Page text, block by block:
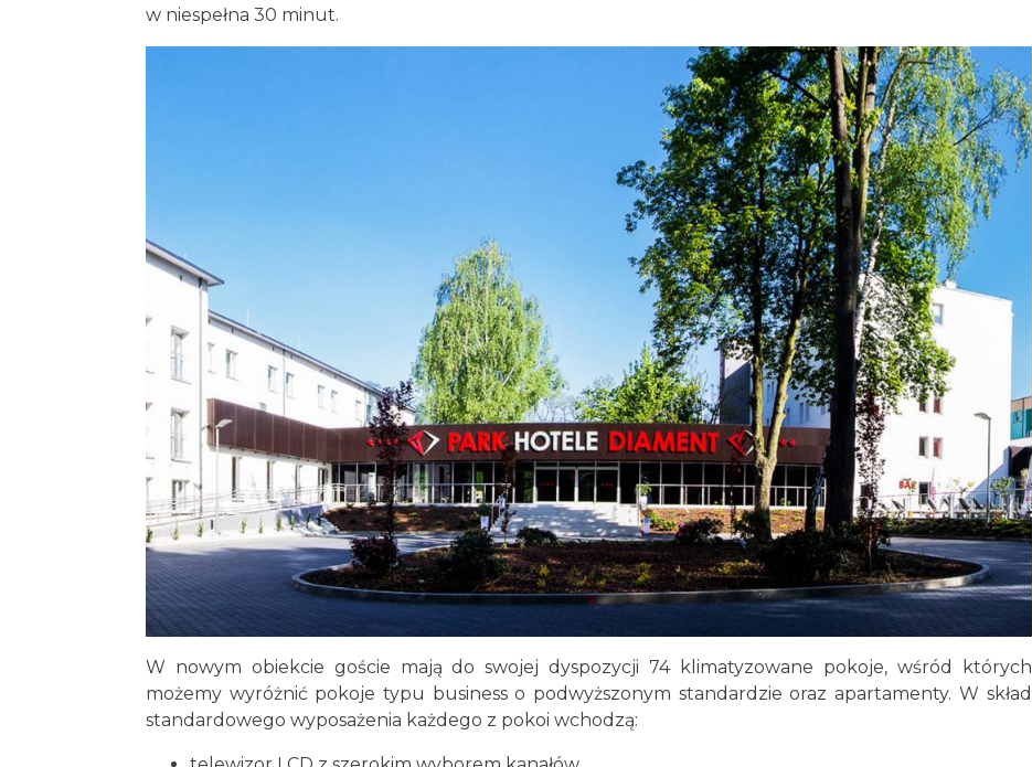
w niespełna 30 minut.
W nowym obiekcie goście mają do swojej dyspozycji 74 klimatyzowane pokoje, wśród których
możemy wyróżnić pokoje typu business o podwyższonym standardzie oraz apartamenty. W skład
standardowego wyposażenia każdego z pokoi wchodzą: